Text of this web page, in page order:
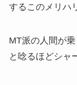
するこのメリハ
MT派の人間が乗
と唸るほどシャ